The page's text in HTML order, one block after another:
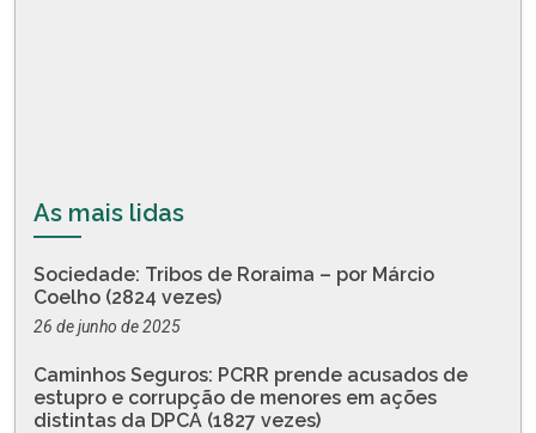
As mais lidas
Sociedade: Tribos de Roraima – por Márcio
Coelho (2824 vezes)
26 de junho de 2025
Caminhos Seguros: PCRR prende acusados de
estupro e corrupção de menores em ações
distintas da DPCA (1827 vezes)